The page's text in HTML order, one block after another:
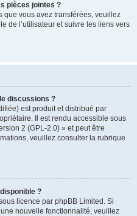
pièces jointes ?
que vous avez transférées, veuillez
de l’utilisateur et suivre les liens vers
discussions ?
est produit et distribué par
Il est rendu accessible sous
2 (GPL-2.0) » et peut être
veuillez consulter la rubrique
?
licence par phpBB Limited. Si
nouvelle fonctionnalité, veuillez